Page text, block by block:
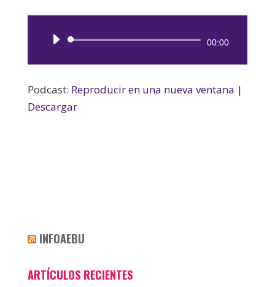
Reproductor
00:00
Podcast: Reproducir en una nueva ventana |
Descargar
INFOAEBU
ARTÍCULOS RECIENTES